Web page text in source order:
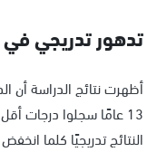
تدهور تدريجي في
أظهرت نتائج الدراسة أن
13 عامًا سجلوا درجات
النتائج تدريجيًا كلما